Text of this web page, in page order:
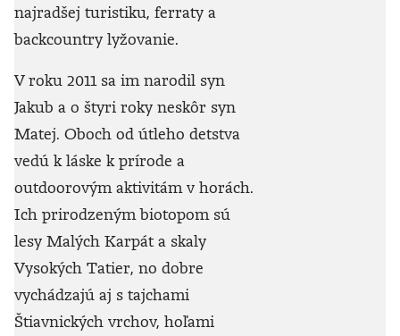
najradšej turistiku, ferraty a
backcountry lyžovanie.
V roku 2011 sa im narodil syn
Jakub a o štyri roky neskôr syn
Matej. Oboch od útleho detstva
vedú k láske k prírode a
outdoorovým aktivitám v horách.
Ich prirodzeným biotopom sú
lesy Malých Karpát a skaly
Vysokých Tatier, no dobre
vychádzajú aj s tajchami
Štiavnických vrchov, hoľami